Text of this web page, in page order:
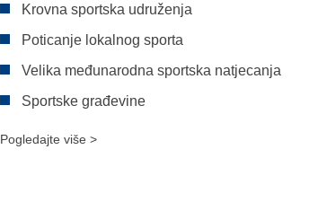
Krovna sportska udruženja
Poticanje lokalnog sporta
Velika međunarodna sportska natjecanja
Sportske građevine
Pogledajte više >